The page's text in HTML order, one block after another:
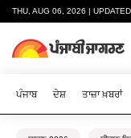
THU, AUG 06, 2026 |
ਪੰਜਾਬ ਦੇਸ਼ ਤਾਜ਼ਾ ਖ਼ਬਰਾਂ